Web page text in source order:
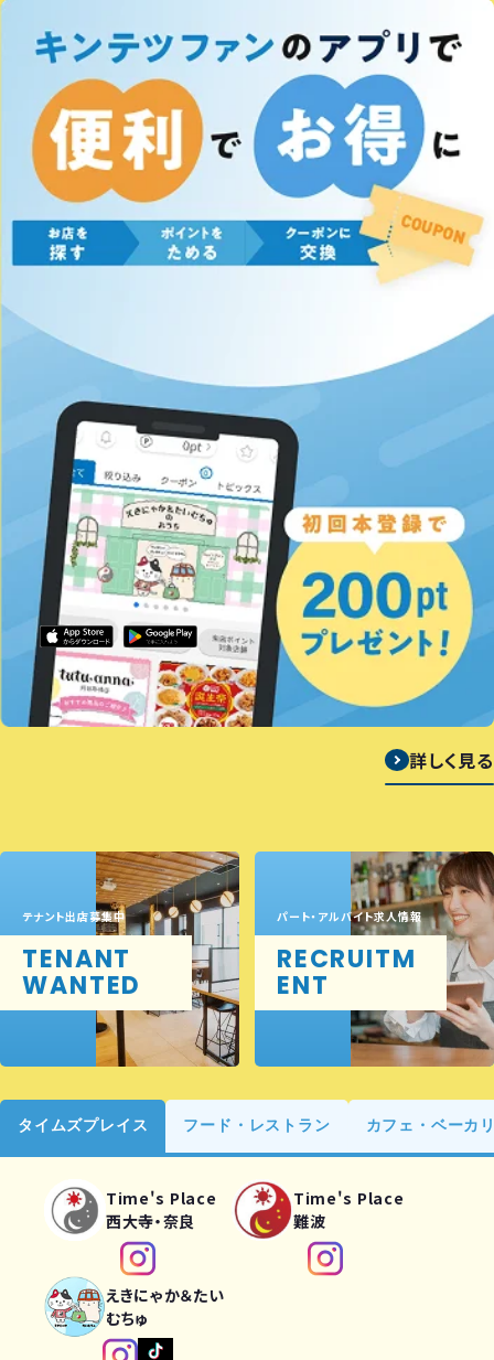
ー
詳しく見る
テナント出店募集中
TENANT
WANTED
パート・アルバイト求人情報
RECRUITM
ENT
タイムズプレイス フード・レストラン カフェ・ベーカ
Time's Place
西大寺・奈良
Time's Place
難波
えきにゃか＆たい
むちゅ